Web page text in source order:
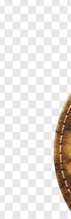
La
migliori lavori.
creativi,
Copyright ©